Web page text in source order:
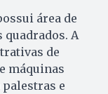
área de
A
de
máquinas
e